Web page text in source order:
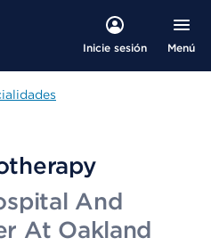
Inicie sesión Menú
And
At Oakland